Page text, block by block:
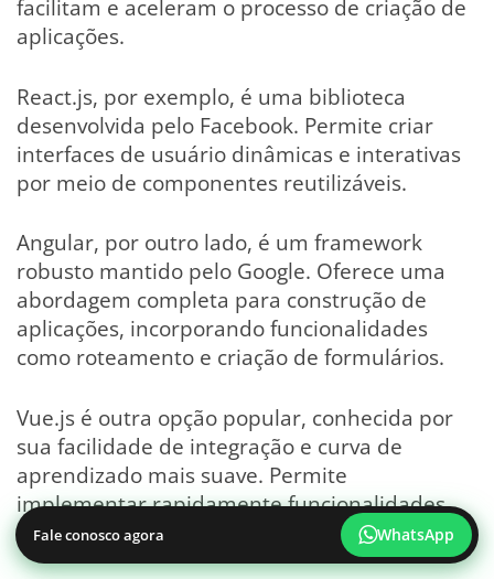
facilitam e aceleram o processo de criação de
aplicações.
React.js, por exemplo, é uma biblioteca
desenvolvida pelo Facebook. Permite criar
interfaces de usuário dinâmicas e interativas
por meio de componentes reutilizáveis.
Angular, por outro lado, é um framework
robusto mantido pelo Google. Oferece uma
abordagem completa para construção de
aplicações, incorporando funcionalidades
como roteamento e criação de formulários.
Vue.js é outra opção popular, conhecida por
sua facilidade de integração e curva de
aprendizado mais suave. Permite
implementar rapidamente funcionalidades
avançadas.
Fale conosco agora WhatsApp